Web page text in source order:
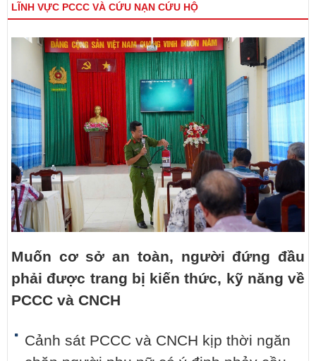
LĨNH VỰC PCCC VÀ CỨU NẠN CỨU HỘ
Muốn cơ sở an toàn, người đứng đầu
phải được trang bị kiến thức, kỹ năng về
PCCC và CNCH
Cảnh sát PCCC và CNCH kịp thời ngăn